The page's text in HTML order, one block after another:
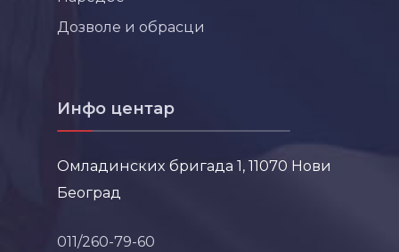
Дозволе и обрасци
Инфо центар
Омладинских бригада 1, 11070 Нови
Београд
011/260-79-60